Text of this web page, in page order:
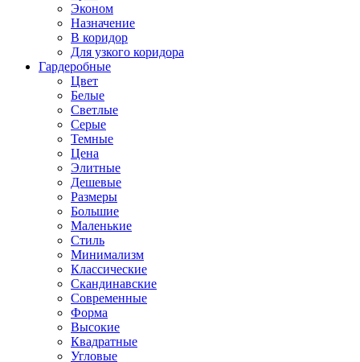
Эконом
Назначение
В коридор
Для узкого коридора
Гардеробные
Цвет
Белые
Светлые
Серые
Темные
Цена
Элитные
Дешевые
Размеры
Большие
Маленькие
Стиль
Минимализм
Классические
Скандинавские
Современные
Форма
Высокие
Квадратные
Угловые